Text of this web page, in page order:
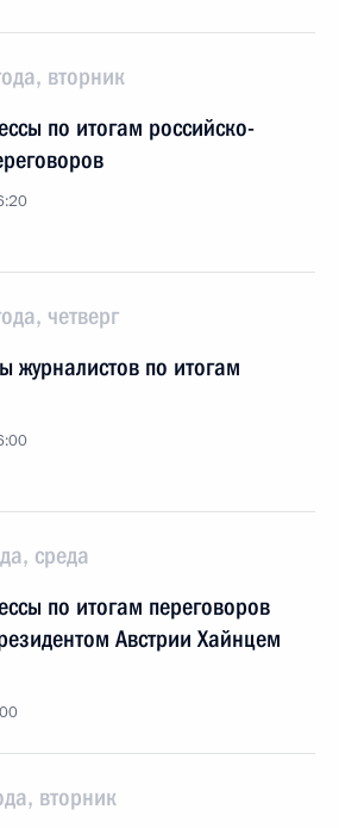
вторник
по итогам российско-
четверг
журналистов по итогам
среда
по итогам переговоров
Австрии Хайнцем
вторник